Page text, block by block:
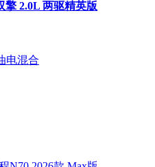
擎 2.0L 两驱精英版
电混合